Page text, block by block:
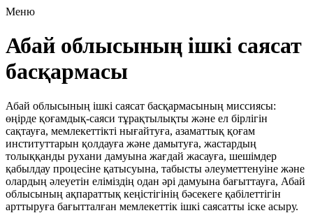
Меню
Абай облысының ішкі саясат
басқармасы
Абай облысының ішкі саясат басқармасының миссиясы:
өңірде қоғамдық-саяси тұрақтылықты және ел бірлігін
сақтауға, мемлекеттікті нығайтуға, азаматтық қоғам
институттарын қолдауға және дамытуға, жастардың
толыққанды рухани дамуына жағдай жасауға, шешімдер
қабылдау процесіне қатысуына, табысты әлеуметтенуіне және
олардың әлеуетін еліміздің одан әрі дамуына бағыттауға, Абай
облысының ақпараттық кеңістігінің бәсекеге қабілеттігін
арттыруға бағытталған мемлекеттік ішкі саясатты іске асыру.